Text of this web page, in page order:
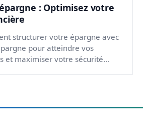
: Optimisez votre
structurer votre épargne avec
pour atteindre vos
et maximiser votre sécurité